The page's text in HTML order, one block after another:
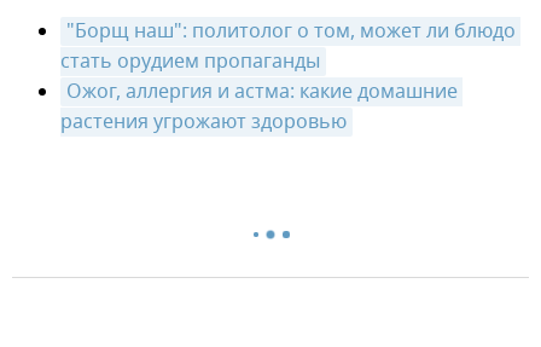
"Борщ наш": политолог о том, может ли блюдо
стать орудием пропаганды
Ожог, аллергия и астма: какие домашние
растения угрожают здоровью